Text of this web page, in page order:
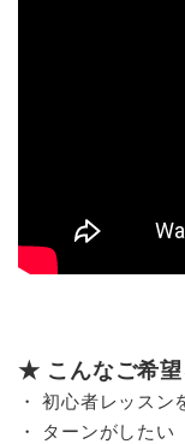
★ こんなご希望
・ 初心者レッスン
・ ターンがしたい